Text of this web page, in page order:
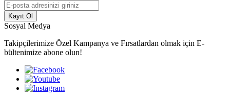
Kayıt Ol
Sosyal Medya
Takipçilerimize Özel Kampanya ve Fırsatlardan olmak için E-
bültenimize abone olun!